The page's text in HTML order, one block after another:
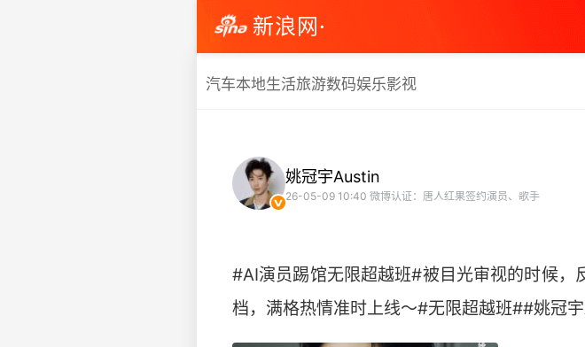
新浪网·
汽车本地生活旅游数码娱乐影视
姚冠宇Austin
26-05-09 10:40 微博认证：唐人红果签约演员、歌手
#AI演员踢馆无限超越班#被目光审视的时候
档，满格热情准时上线～#无限超越班##姚冠